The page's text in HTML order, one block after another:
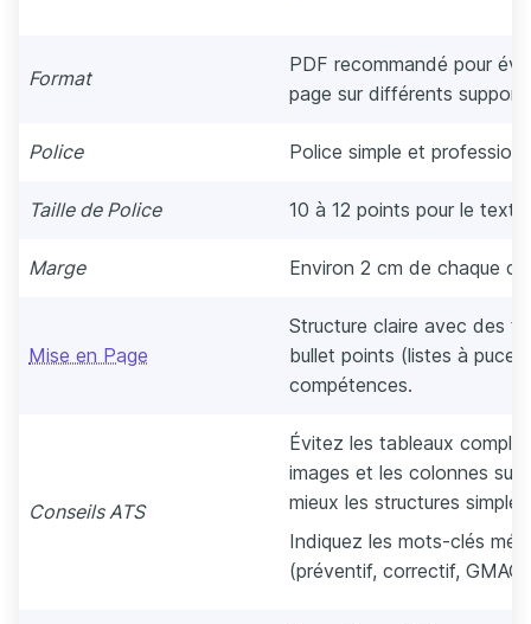
Format
PDF recommandé pour
page sur différents
Police Police simple et
Taille de Police 10 à 12 points pour le
Marge Environ 2 cm de chaque
Mise en Page
Structure claire avec des
bullet points (listes à
compétences.
Conseils ATS
Évitez les tableaux
images et les colonnes
mieux les structures
Indiquez les mots-clés
(préventif, correctif,